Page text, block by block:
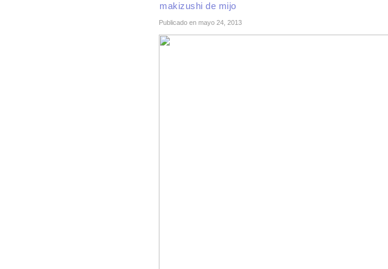
makizushi de mijo
Publicado en mayo 24, 2013